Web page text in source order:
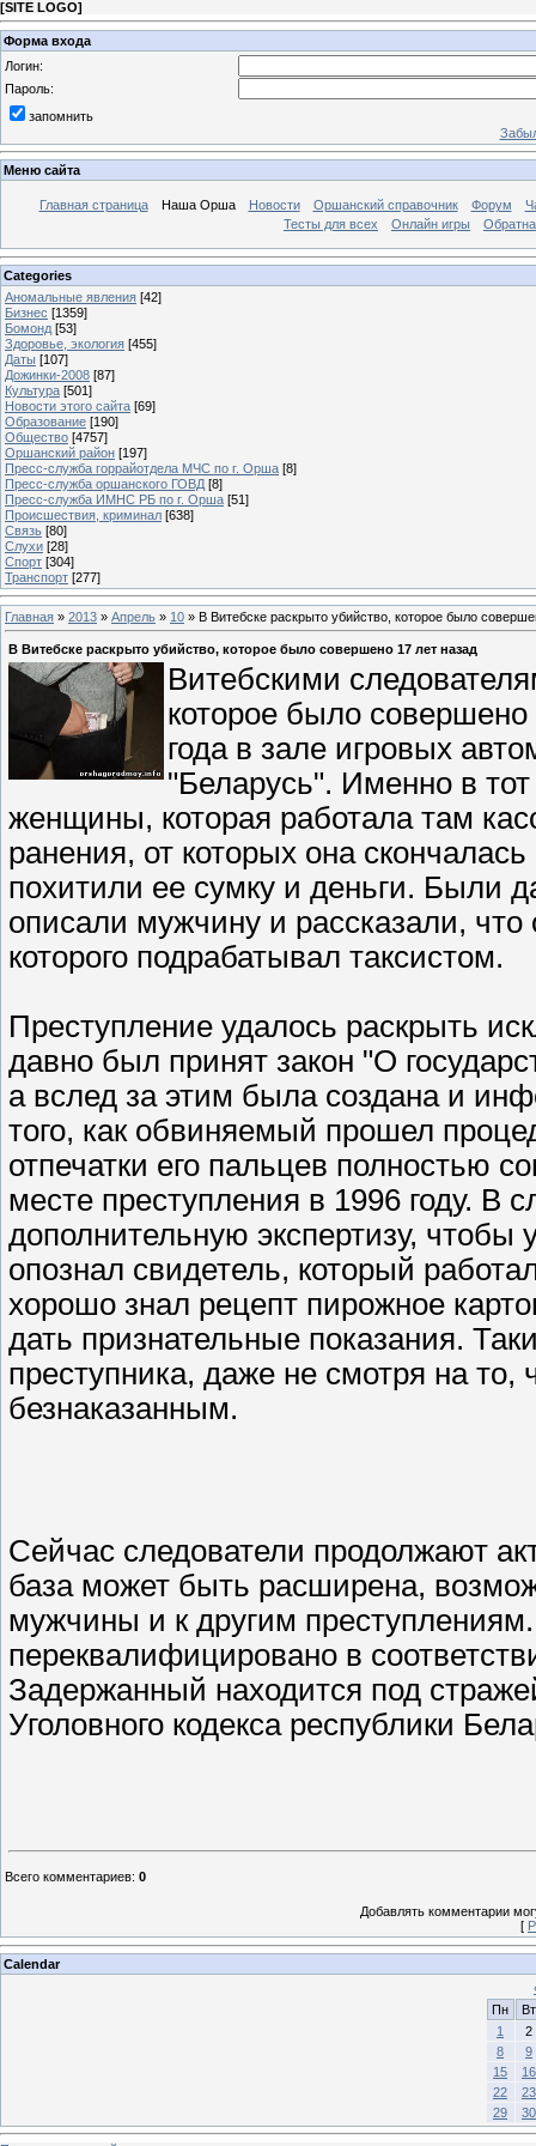
[SITE LOGO]
Форма входа
Логин:
Пароль:
запомнить
Меню сайта
Главная страница Наша Орша Новости Оршанский справочник Форум
Тесты для всех
Онлайн игры
Categories
Аномальные явления [42]
Бизнес [1359]
Бомонд [53]
Здоровье, экология [455]
Даты [107]
Дожинки-2008 [87]
Культура [501]
Новости этого сайта [69]
Образование [190]
Общество [4757]
Оршанский район [197]
Пресс-служба горрайотдела МЧС по г. Орша [8]
Пресс-служба оршанского ГОВД [8]
Пресс-служба ИМНС РБ по г. Орша [51]
Проиcшествия, криминал [638]
Связь [80]
Слухи [28]
Спорт [304]
Транспорт [277]
Главная » 2013 » Апрель » 10 » В Витебске раскрыто убийство, которое было
В Витебске раскрыто убийство, которое было совершено 17 лет назад
Витебскими
которое было
года в зале игровых
"Беларусь". Именно в
женщины, которая работала там
ранения, от которых она
похитили ее сумку и деньги. Были
описали мужчину и рассказали,
которого подрабатывал таксистом.
Преступление удалось раскрыть
давно был принят закон "О
а вслед за этим была создана и
того, как обвиняемый прошел
отпечатки его пальцев полностью
месте преступления в 1996 году. В
дополнительную экспертизу, чтобы
опознал свидетель, который
хорошо знал рецепт пирожное
дать признательные показания.
преступника, даже не смотря на то,
безнаказанным.
Сейчас следователи продолжают
база может быть расширена,
мужчины и к другим
переквалифицировано в
Задержанный находится под
Уголовного кодекса республики
Всего комментариев: 0
Добавлять комментарии
[
Calendar
Пн
Вт
1
2
8
9
15
16
22
23
29
30